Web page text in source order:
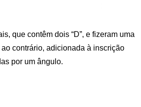
que contêm dois “D”, e fizeram uma
contrário, adicionada à inscrição
por um ângulo.